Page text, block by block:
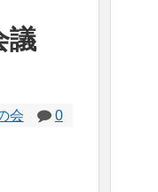
議
会 0